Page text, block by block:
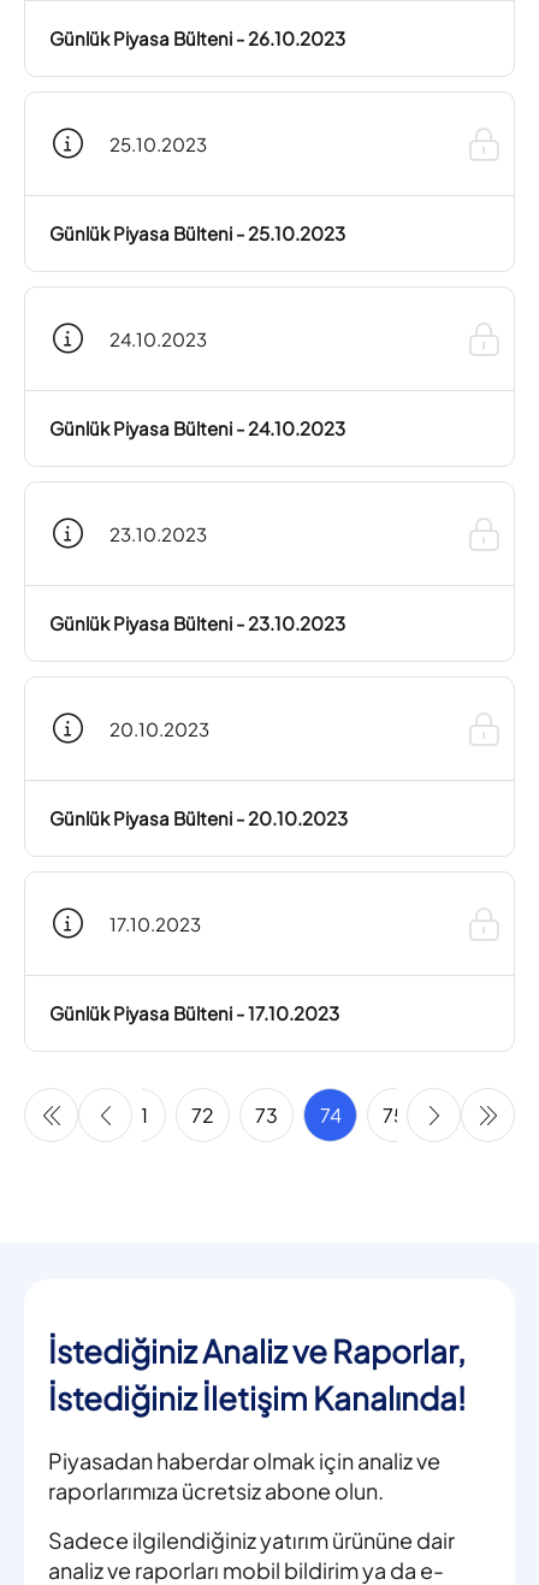
Günlük Piyasa Bülteni - 26.10.2023
25.10.2023
Günlük Piyasa Bülteni - 25.10.2023
24.10.2023
Günlük Piyasa Bülteni - 24.10.2023
23.10.2023
Günlük Piyasa Bülteni - 23.10.2023
20.10.2023
Günlük Piyasa Bülteni - 20.10.2023
17.10.2023
Günlük Piyasa Bülteni - 17.10.2023
70 71 72 73 74 75 76 77
İstediğiniz Analiz ve Raporlar,
İstediğiniz İletişim Kanalında!
Piyasadan haberdar olmak için analiz ve
raporlarımıza ücretsiz abone olun.
Sadece ilgilendiğiniz yatırım ürününe dair
analiz ve raporları mobil bildirim ya da e-